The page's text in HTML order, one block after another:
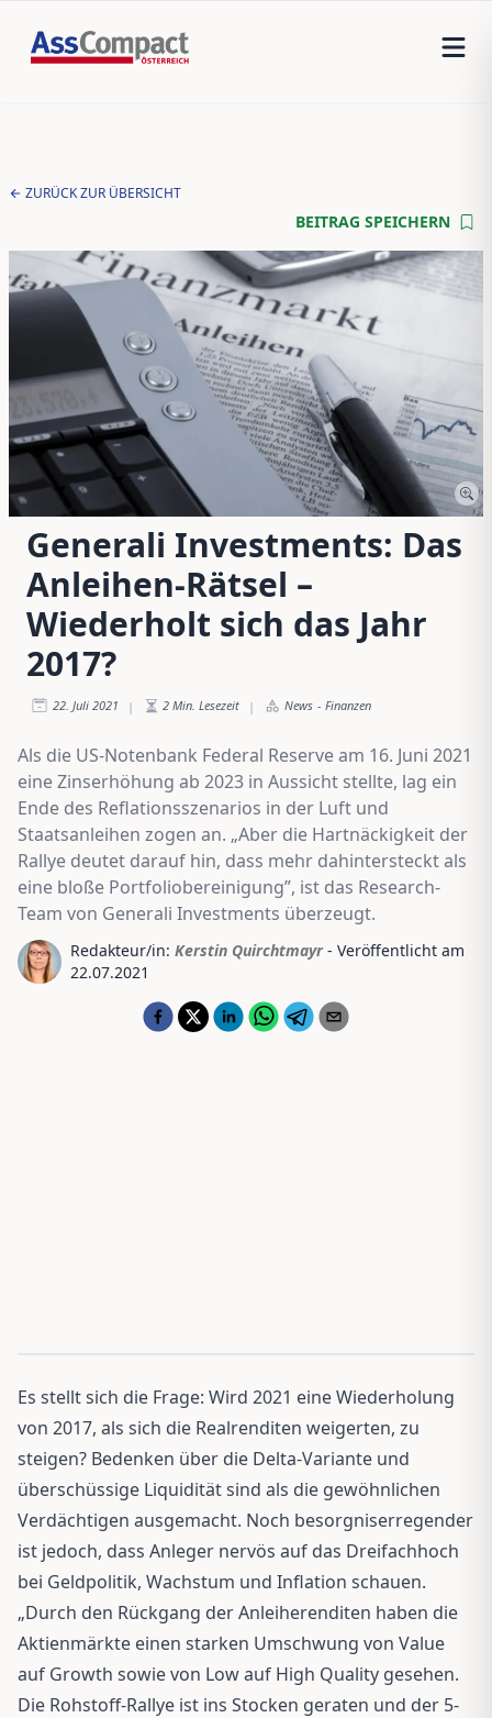
ZURÜCK ZUR ÜBERSICHT
BEITRAG SPEICHERN
Generali Investments: Das
Anleihen-Rätsel –
Wiederholt sich das Jahr
2017?
22. Juli 2021 | 2 Min. Lesezeit | News - Finanzen
Als die US-Notenbank Federal Reserve am 16. Juni 2021
eine Zinserhöhung ab 2023 in Aussicht stellte, lag ein
Ende des Reflationsszenarios in der Luft und
Staatsanleihen zogen an. „Aber die Hartnäckigkeit der
Rallye deutet darauf hin, dass mehr dahintersteckt als
eine bloße Portfoliobereinigung”, ist das Research-
Team von Generali Investments überzeugt.
Redakteur/in: Kerstin Quirchtmayr - Veröffentlicht am
22.07.2021
Es stellt sich die Frage: Wird 2021 eine Wiederholung
von 2017, als sich die Realrenditen weigerten, zu
steigen? Bedenken über die Delta-Variante und
überschüssige Liquidität sind als die gewöhnlichen
Verdächtigen ausgemacht. Noch besorgniserregender
ist jedoch, dass Anleger nervös auf das Dreifachhoch
bei Geldpolitik, Wachstum und Inflation schauen.
„Durch den Rückgang der Anleiherenditen haben die
Aktienmärkte einen starken Umschwung von Value
auf Growth sowie von Low auf High Quality gesehen.
Die Rohstoff-Rallye ist ins Stocken geraten und der 5-